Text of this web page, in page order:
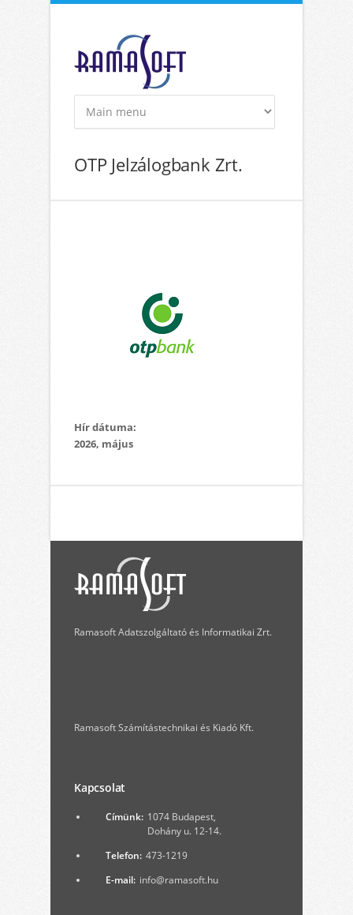
Ugrás a tartalomra
OTP Jelzálogbank Zrt.
Hír dátuma:
2026, május
Ramasoft Adatszolgáltató és Informatikai Zrt.
Ramasoft Számítástechnikai és Kiadó Kft.
Kapcsolat
Címünk: 1074 Budapest,
Dohány u. 12-14.
Telefon: 473-1219
E-mail: info@ramasoft.hu